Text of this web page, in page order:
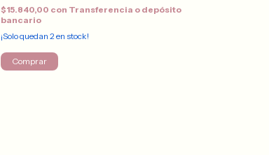
$15.840,00 con Transferencia o depósito
bancario
¡Solo quedan 2en stock!
Comprar